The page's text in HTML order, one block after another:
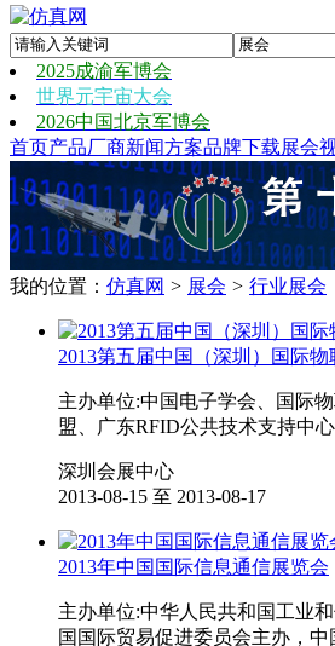
2025成渝军博会
世界元宇宙大会
2026中国北京军博会
首页产品厂商新闻方案品牌下载展会
我的位置： 仿真网 > 展会 > 行业展会
2013第五届中国（深圳）国际
主办单位:中国电子学会、国际
盟、广东RFID公共技术支持中
深圳会展中心
2013-08-15 至 2013-08-17
2013年中国国际信息通信展览会
主办单位:中华人民共和国工业
国国际贸易促进委员会主办，